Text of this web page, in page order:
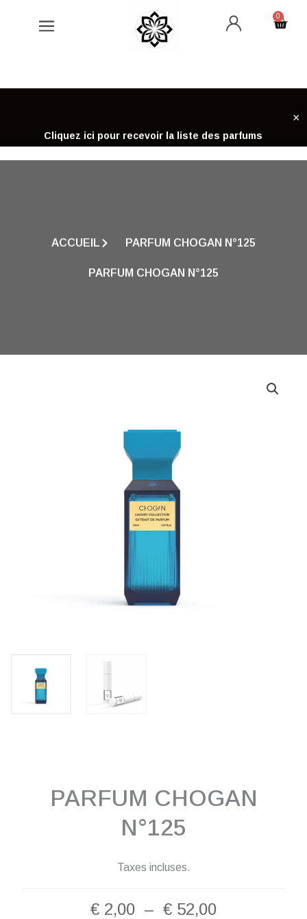
0
Cart
Cliquez ici pour recevoir la liste des parfums
×
ACCUEIL PARFUM CHOGAN N°125
PARFUM CHOGAN N°125
PARFUM CHOGAN
N°125
Taxes incluses.
€ 2,00 – € 52,00Plage